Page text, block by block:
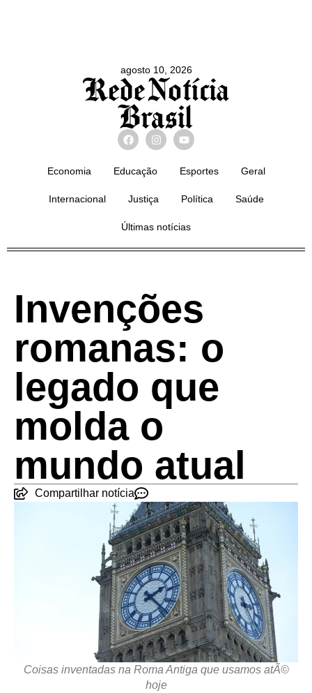
agosto 10, 2026
Economia Educação Esportes Geral
Internacional Justiça Política Saúde
Últimas notícias
Invenções
romanas: o
legado que
molda o
mundo atual
Compartilhar notícia
Coisas inventadas na Roma Antiga que usamos atÃ©
hoje